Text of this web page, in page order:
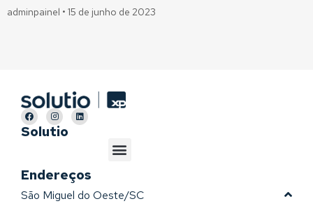
adminpainel 15 de junho de 2023
Solutio
Endereços
São Miguel do Oeste/SC